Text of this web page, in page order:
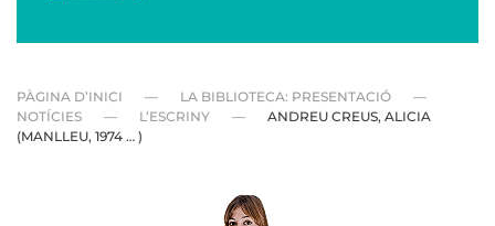
PÀGINA D’INICI
LA BIBLIOTECA: PRESENTACIÓ
NOTÍCIES
L’ESCRINY
ANDREU CREUS, ALICIA
(MANLLEU, 1974 … )